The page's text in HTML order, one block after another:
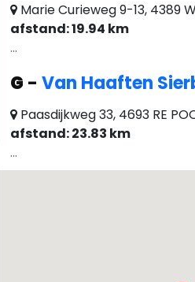
Marie Curieweg 9-13, 4389
afstand: 19.94 km
...
G - Van Haaften
Paasdijkweg 33, 4693 RE
afstand: 23.83 km
...